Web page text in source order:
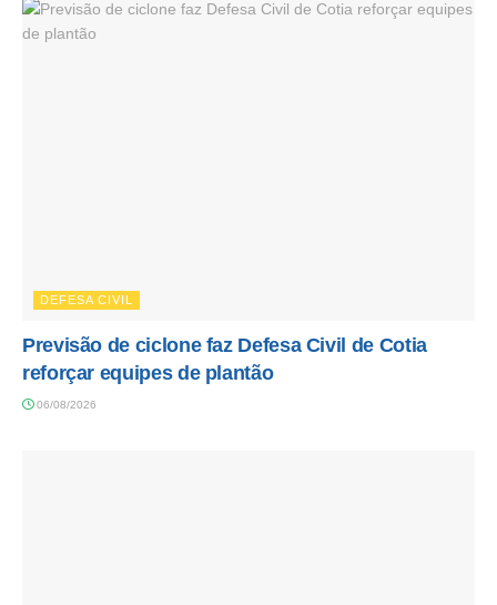
DEFESA CIVIL
Previsão de ciclone faz Defesa Civil de Cotia
reforçar equipes de plantão
06/08/2026